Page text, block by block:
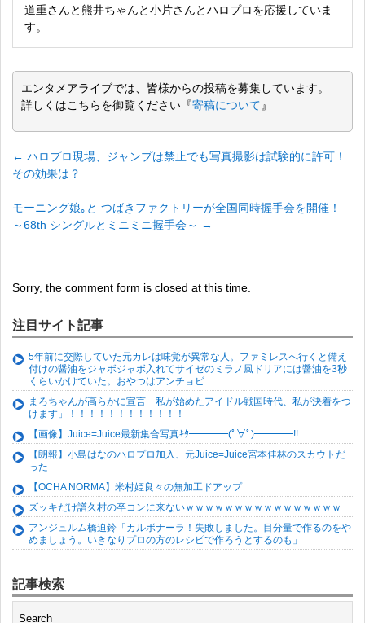
道重さんと熊井ちゃんと小片さんとハロプロを応援していま
す。
エンタメアライブでは、皆様からの投稿を募集しています。
詳しくはこちらを御覧ください『寄稿について』
← ハロプロ現場、ジャンプは禁止でも写真撮影は試験的に許可！
その効果は？
モーニング娘｡と つばきファクトリーが全国同時握手会を開催！
～68th シングルとミニミニ握手会～ →
Sorry, the comment form is closed at this time.
注目サイト記事
5年前に交際していた元カレは味覚が異常な人。ファミレスへ行くと備え
付けの醤油をジャボジャボ入れてサイゼのミラノ風ドリアには醤油を3秒
くらいかけていた。おやつはアンチョビ
まろちゃんが高らかに宣言「私が始めたアイドル戦国時代、私が決着をつ
けます」！！！！！！！！！！！！
【画像】Juice=Juice最新集合写真ｷﾀ━━━━(ﾟ∀ﾟ)━━━━!!
【朗報】小島はなのハロプロ加入、元Juice=Juice宮本佳林のスカウトだ
った
【OCHA NORMA】米村姫良々の無加工ドアップ
ズッキだけ譜久村の卒コンに来ないｗｗｗｗｗｗｗｗｗｗｗｗｗｗｗｗ
アンジュルム橋迫鈴「カルボナーラ！失敗しました。目分量で作るのをや
めましょう。いきなりプロの方のレシピで作ろうとするのも」
記事検索